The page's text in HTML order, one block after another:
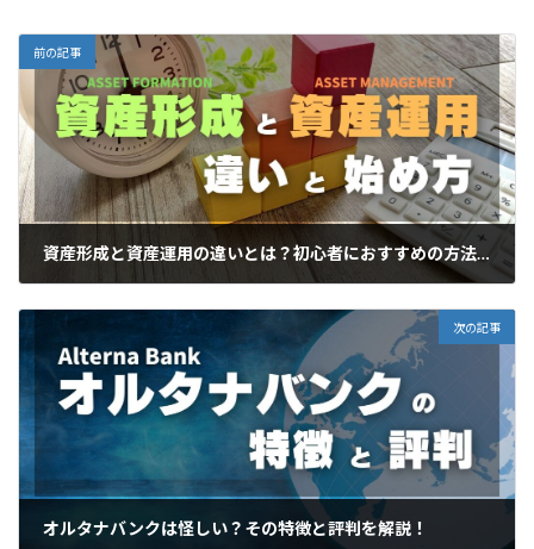
前の記事
資産形成と資産運用の違いとは？初心者におすすめの方法を解説
次の記事
オルタナバンクは怪しい？その特徴と評判を解説！